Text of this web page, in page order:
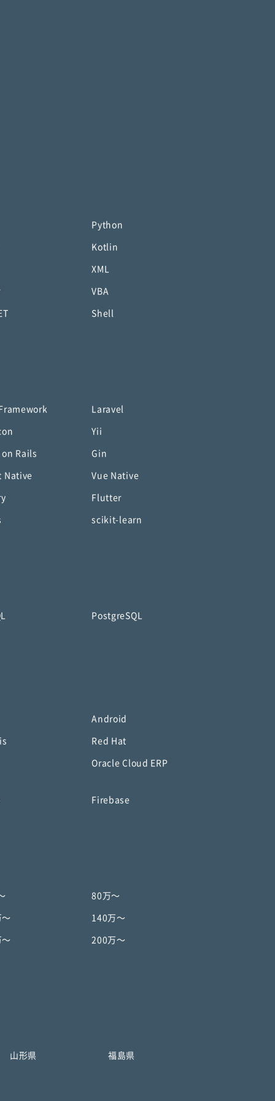
Python
Kotlin
XML
VBA
Shell
Laravel
Yii
on Rails Gin
Native Vue Native
Flutter
scikit-learn
PostgreSQL
Android
Red Hat
Oracle Cloud ERP
Firebase
80万〜
〜 140万〜
〜 200万〜
山形県 福島県